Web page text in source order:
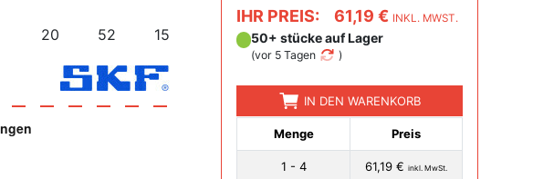
20 52 15
IHR PREIS: 61,19 € INKL. MWST.
50+ stücke auf Lager
(vor 5 Tagen )
IN DEN WARENKORB
Menge Preis
1 - 4 61,19 € inkl. MwSt.